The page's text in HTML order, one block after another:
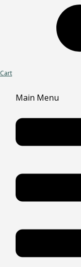
Cart
Main Menu